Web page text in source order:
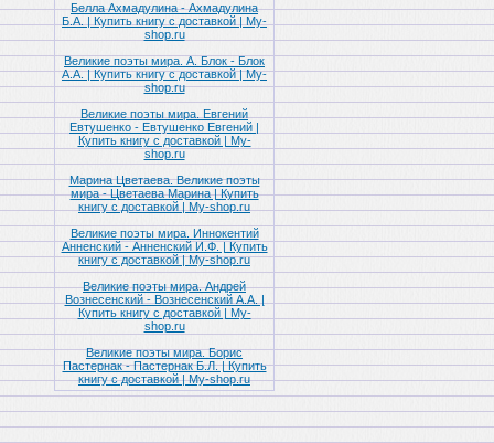
Белла Ахмадулина - Ахмадулина
Б.А. | Купить книгу с доставкой | My-
shop.ru
Великие поэты мира. А. Блок - Блок
А.А. | Купить книгу с доставкой | My-
shop.ru
Великие поэты мира. Евгений
Евтушенко - Евтушенко Евгений |
Купить книгу с доставкой | My-
shop.ru
Марина Цветаева. Великие поэты
мира - Цветаева Марина | Купить
книгу с доставкой | My-shop.ru
Великие поэты мира. Иннокентий
Анненский - Анненский И.Ф. | Купить
книгу с доставкой | My-shop.ru
Великие поэты мира. Андрей
Вознесенский - Вознесенский А.А. |
Купить книгу с доставкой | My-
shop.ru
Великие поэты мира. Борис
Пастернак - Пастернак Б.Л. | Купить
книгу с доставкой | My-shop.ru